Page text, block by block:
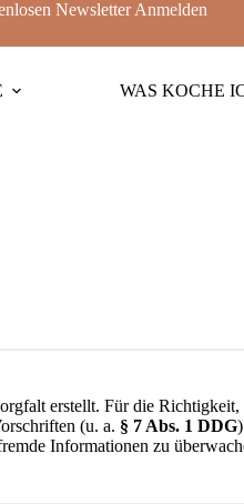
NewsletterAnmelden
WAS KOCHE
erstellt. Für die
(u. a. § 7 Abs. 1 DDG
Informationen zu